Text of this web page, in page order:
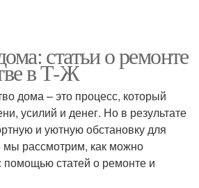
статьи о ремонте
в Т-Ж
дома – это процесс, который
усилий и денег. Но в результате
и уютную обстановку для
мы рассмотрим, как можно
помощью статей о ремонте и